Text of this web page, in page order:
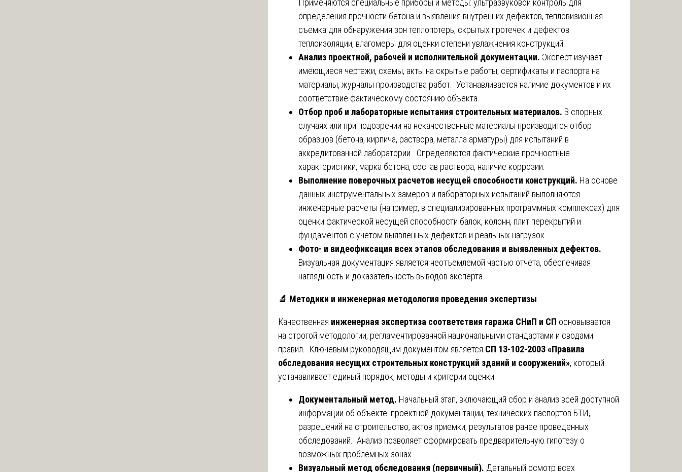
определения прочности бетона и выявления внутренних дефектов, тепловизионная
съемка для обнаружения зон теплопотерь, скрытых протечек и дефектов
теплоизоляции, влагомеры для оценки степени увлажнения конструкций.
Анализ проектной, рабочей и исполнительной документации. Эксперт изучает
имеющиеся чертежи, схемы, акты на скрытые работы, сертификаты и паспорта на
материалы, журналы производства работ. Устанавливается наличие документов и их
соответствие фактическому состоянию объекта.
Отбор проб и лабораторные испытания строительных материалов. В спорных
случаях или при подозрении на некачественные материалы производится отбор
образцов (бетона, кирпича, раствора, металла арматуры) для испытаний в
аккредитованной лаборатории. Определяются фактические прочностные
характеристики, марка бетона, состав раствора, наличие коррозии.
Выполнение поверочных расчетов несущей способности конструкций. На основе
данных инструментальных замеров и лабораторных испытаний выполняются
инженерные расчеты (например, в специализированных программных комплексах) для
оценки фактической несущей способности балок, колонн, плит перекрытий и
фундаментов с учетом выявленных дефектов и реальных нагрузок.
Фото- и видеофиксация всех этапов обследования и выявленных дефектов.
Визуальная документация является неотъемлемой частью отчета, обеспечивая
наглядность и доказательность выводов эксперта.
🔬 Методики и инженерная методология проведения экспертизы
Качественная инженерная экспертиза соответствия гаража СНиП и СП основывается
на строгой методологии, регламентированной национальными стандартами и сводами
правил. Ключевым руководящим документом является СП 13-102-2003 «Правила
обследования несущих строительных конструкций зданий и сооружений», который
устанавливает единый порядок, методы и критерии оценки.
Документальный метод. Начальный этап, включающий сбор и анализ всей доступной
информации об объекте: проектной документации, технических паспортов БТИ,
разрешений на строительство, актов приемки, результатов ранее проведенных
обследований. Анализ позволяет сформировать предварительную гипотезу о
возможных проблемных зонах.
Визуальный метод обследования (первичный). Детальный осмотр всех